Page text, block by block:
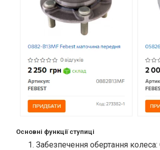
Основні функції ступиці
Забезпечення обертання